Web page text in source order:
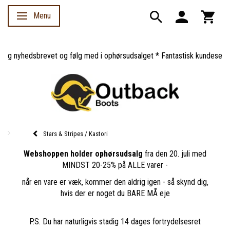
Skifte navigation
Menu
nyhedsbrevet og følg med i ophørsudsalget * Fantastisk
Stars & Stripes / Kastori
Webshoppen holder ophørsudsalg fra den 20. juli med
MINDST 20-25% på ALLE varer -
når en vare er væk, kommer den aldrig igen - så skynd dig,
hvis der er noget du BARE MÅ eje
P.S. Du har naturligvis stadig 14 dages fortrydelsesret